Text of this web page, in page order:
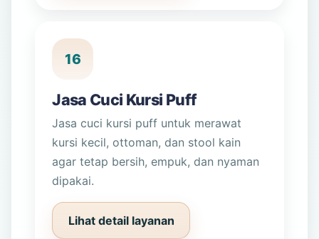
16
Jasa Cuci Kursi Puff
Jasa cuci kursi puff untuk merawat
kursi kecil, ottoman, dan stool kain
agar tetap bersih, empuk, dan nyaman
dipakai.
Lihat detail layanan